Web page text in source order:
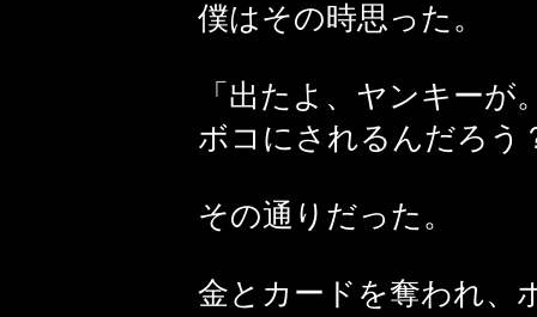
僕はその時思った。
「出たよ、ヤンキー
ボコにされるんだろう
その通りだった。
金とカードを奪われ、